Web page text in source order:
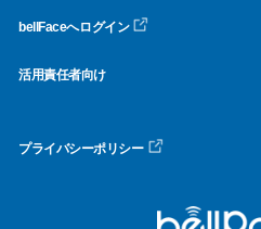
bellFaceへログイン
活用責任者向け
プライバシーポリシー